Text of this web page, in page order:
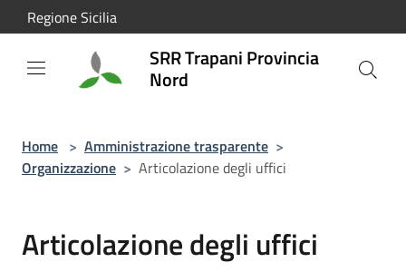
Salta al contenuto principale
Regione Sicilia
SRR Trapani Provincia
Nord
Home > Amministrazione trasparente >
Organizzazione > Articolazione degli uffici
Articolazione degli uffici